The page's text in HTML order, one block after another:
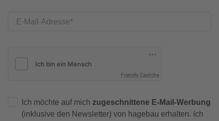
E-Mail-Adresse
Friendly Captcha
Ich möchte auf mich zugeschnittene E-Mail-Werbung
(inklusive den Newsletter) von hagebau erhalten. Ich